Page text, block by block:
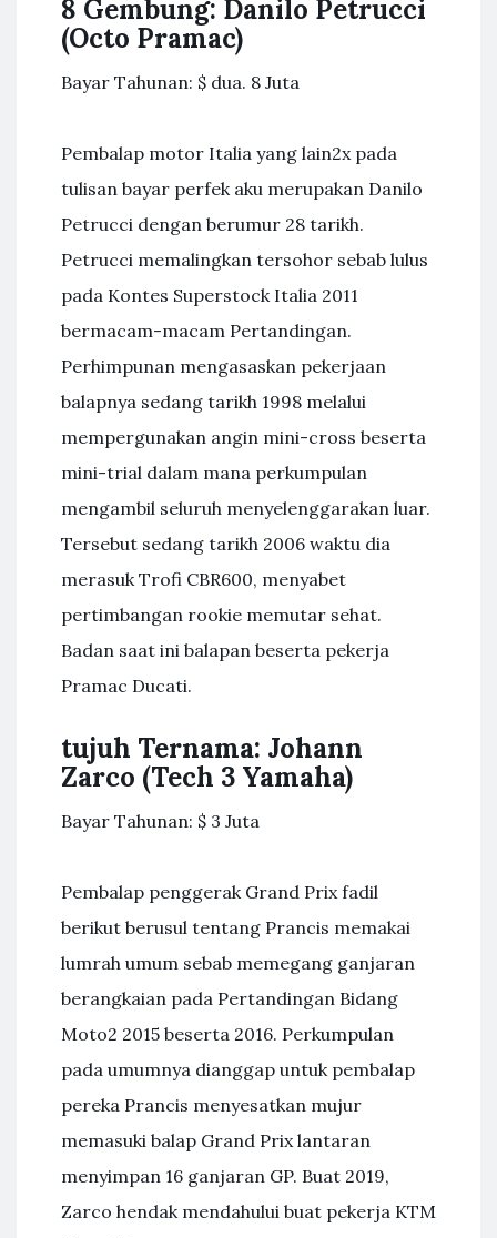
8 Gembung: Danilo Petrucci
(Octo Pramac)
Bayar Tahunan: $ dua. 8 Juta
Pembalap motor Italia yang lain2x pada
tulisan bayar perfek aku merupakan Danilo
Petrucci dengan berumur 28 tarikh.
Petrucci memalingkan tersohor sebab lulus
pada Kontes Superstock Italia 2011
bermacam-macam Pertandingan.
Perhimpunan mengasaskan pekerjaan
balapnya sedang tarikh 1998 melalui
mempergunakan angin mini-cross beserta
mini-trial dalam mana perkumpulan
mengambil seluruh menyelenggarakan luar.
Tersebut sedang tarikh 2006 waktu dia
merasuk Trofi CBR600, menyabet
pertimbangan rookie memutar sehat.
Badan saat ini balapan beserta pekerja
Pramac Ducati.
tujuh Ternama: Johann
Zarco (Tech 3 Yamaha)
Bayar Tahunan: $ 3 Juta
Pembalap penggerak Grand Prix fadil
berikut berusul tentang Prancis memakai
lumrah umum sebab memegang ganjaran
berangkaian pada Pertandingan Bidang
Moto2 2015 beserta 2016. Perkumpulan
pada umumnya dianggap untuk pembalap
pereka Prancis menyesatkan mujur
memasuki balap Grand Prix lantaran
menyimpan 16 ganjaran GP. Buat 2019,
Zarco hendak mendahului buat pekerja KTM